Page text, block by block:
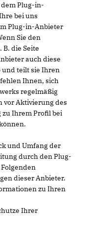
Plug-in-
bei uns
Plug-in-Anbieter
Sie den
die Seite
auch diese
teilt sie Ihren
Ihnen, sich
regelmäßig
vor Aktivierung des
zu Ihrem Profil bei
und Umfang der
durch den Plug-
dieser Anbieter.
zu Ihren
Ihrer